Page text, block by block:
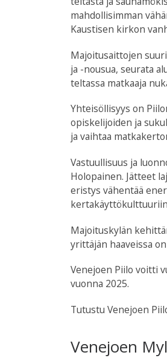
mahdollisimman
Kaustisen kirkon
Majoitusaittojen
ja -nousua, seurata
teltassa matkaaja
Yhteisöllisyys on
opiskelijoiden ja
ja vaihtaa
Vastuullisuus ja
Holopainen. Jätteet
eristys vähentää
Majoituskylän
yrittäjän haaveissa
Venejoen Piilo voitti
vuonna 2025.
Tutustu Venejoen
Venejoen